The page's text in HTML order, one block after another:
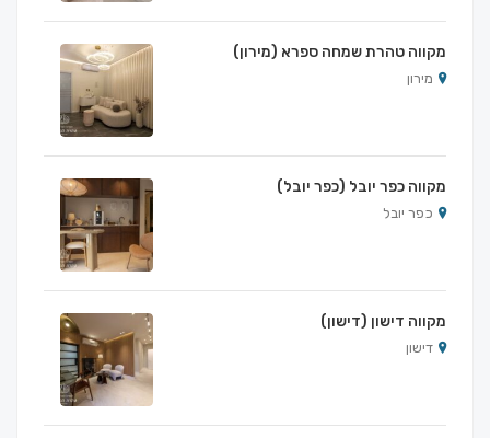
מקווה טהרת שמחה ספרא (מירון)
מירון
מקווה כפר יובל (כפר יובל)
כפר יובל
מקווה דישון (דישון)
דישון